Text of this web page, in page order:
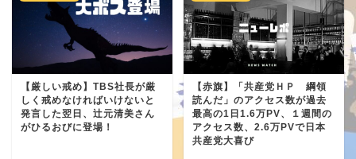
【厳しい戒め】TBS社長が厳
しく戒めなければいけないと
発言した翌日、辻元清美さん
がひるおびに登場！
【赤旗】「共産党ＨＰ 綱領
読んだ」のアクセス数が過去
最高の1日1.6万PV、１週間の
アクセス数、2.6万PVで日本
共産党大喜び